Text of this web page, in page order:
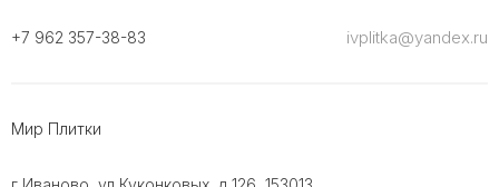
+7 962 357-38-83 ivplitka@yandex.ru
Мир Плитки